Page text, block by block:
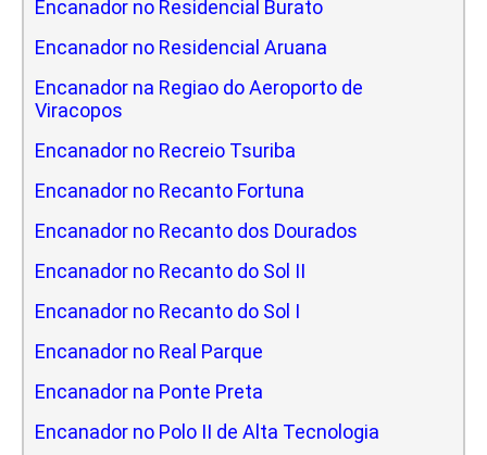
Encanador no Residencial Burato
Encanador no Residencial Aruana
Encanador na Regiao do Aeroporto de
Viracopos
Encanador no Recreio Tsuriba
Encanador no Recanto Fortuna
Encanador no Recanto dos Dourados
Encanador no Recanto do Sol II
Encanador no Recanto do Sol I
Encanador no Real Parque
Encanador na Ponte Preta
Encanador no Polo II de Alta Tecnologia